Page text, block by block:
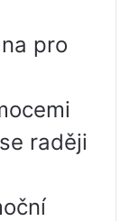
pro
raději